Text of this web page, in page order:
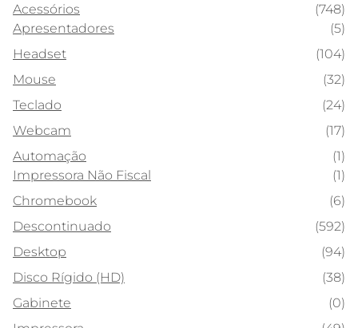
Acessórios
(748)
Apresentadores
(5)
Headset
(104)
Mouse
(32)
Teclado
(24)
Webcam
(17)
Automação
(1)
Impressora Não Fiscal
(1)
Chromebook
(6)
Descontinuado
(592)
Desktop
(94)
Disco Rígido (HD)
(38)
Gabinete
(0)